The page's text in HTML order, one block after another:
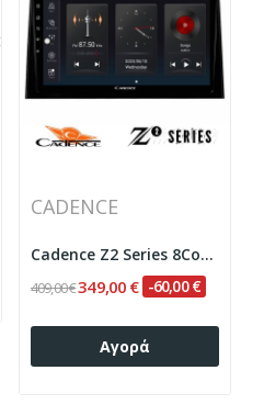
CADENCE
Cadence Z2 Series 8Core Android14 4+64GB...
409,00 €349,00 € -60,00 €
Αγορά